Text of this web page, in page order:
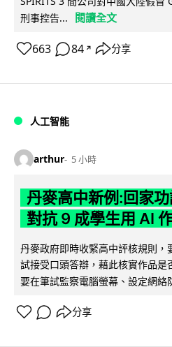
刑事控告...
閱讀全文
663 84 ↗ 分享
人工智能
arthur 5 小時
丹麥高中新例:回家
對抗 9 成學生用 AI
丹麥政府即時收緊高中評核規則，
試接受口頭答辯，藉此核實作品是
要在筆試監察電腦螢幕、設定網絡
分享